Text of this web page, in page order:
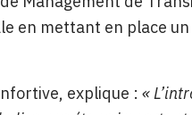
en mettant en place
explique : «